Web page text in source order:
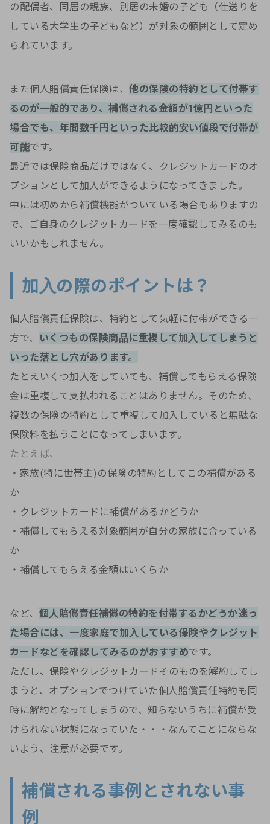
の配偶者、同居の親族、別居の未婚の子ども（仕送りを
している大学生の子どもなど）が対象の範囲として定め
られています。
また個人賠償責任保険は、 他の保険の特約として付帯す
るのが一般的であり、補償される金額が1億円といった
場合でも、年間数千円といった比較的安い値段で付帯が
可能です。
最近では保険商品だけではなく、クレジットカードのオ
プションとして加入ができるようになってきました。
中には初めから補償機能がついている場合もありますの
で、ご自身のクレジットカードを一度確認してみるのも
いいかもしれません。
加入の際のポイントは？
個人賠償責任保険は、特約として気軽に付帯ができる一
方で、
いくつもの保険商品に重複して加入してしまうと
いった落とし穴があります。
たとえいくつ加入をしていても、補償してもらえる保険
金は重複して支払われることはありません。そのため、
複数の保険の特約として重複して加入していると無駄な
保険料を払うことになってしまいます。
たとえば、
・家族(特に世帯主)の保険の特約としてこの補償がある
か
・クレジットカードに補償があるかどうか
・補償してもらえる対象範囲が自分の家族に合っている
か
・補償してもらえる金額はいくらか
など、 個人賠償責任補償の特約を付帯するかどうか迷っ
た場合には、一度家庭で加入している保険やクレジット
カードなどを確認してみるのがおすすめです。
ただし、保険やクレジットカードそのものを解約してし
まうと、オプションでつけていた個人賠償責任特約も同
時に解約となってしまうので、知らないうちに補償が受
けられない状態になっていた・・・なんてことにならな
いよう、注意が必要です。
補償される事例とされない事
例